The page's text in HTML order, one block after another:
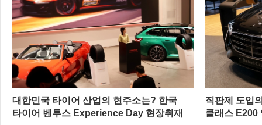
대한민국 타이어 산업의 현주소는? 한국
타이어 벤투스 Experience Day 현장취재
직판제 도입
클래스 E200